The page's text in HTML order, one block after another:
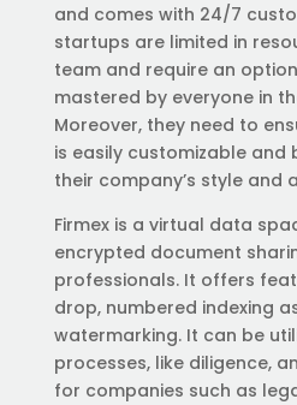
and comes with 24/7
startups are limited in
team and require an
mastered by everyone in
Moreover, they need to
is easily customizable
their company’s style and
Firmex is a virtual data
encrypted document
professionals. It offers
drop, numbered indexing
watermarking. It can be
processes, like diligence,
for companies such as